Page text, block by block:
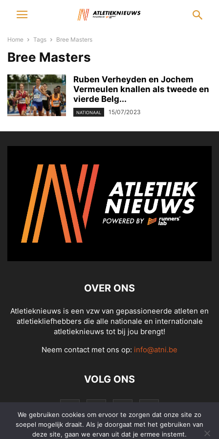
Home Tags Bree Masters
Bree Masters
Ruben Verheyden en Jochem
Vermeulen knallen als tweede en
vierde Belg...
NATIONAAL 15/07/2023
OVER ONS
Atletieknieuws is een vzw van gepassioneerde atleten en
atletiekliefhebbers die alle nationale en internationale
atletieknieuws tot bij jou brengt!
Neem contact met ons op: info@atni.be
VOLG ONS
We gebruiken cookies om ervoor te zorgen dat onze site zo
soepel mogelijk draait. Als je doorgaat met het gebruiken van
deze site, gaan we ervan uit dat je ermee instemt.